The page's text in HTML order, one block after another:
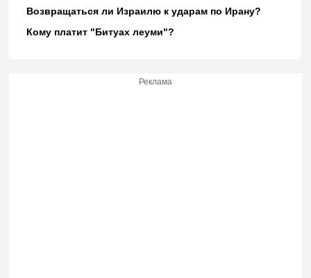
Возвращаться ли Израилю к ударам по Ирану?
Кому платит "Битуах леуми"?
Реклама